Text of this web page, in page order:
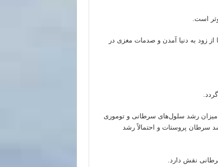
است.
از زود به دنیا آمدن و صدمات مغزی در
گردد.
میزان رشد سلولهای سرطانی و توموری
سرطان پروستات و احتمالاً رشد
نقش دارد.